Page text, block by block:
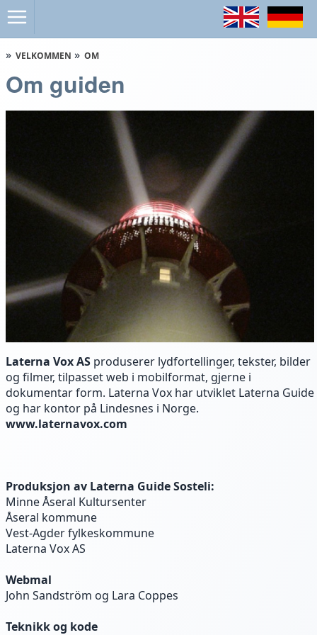
VELKOMMEN OM
Om guiden
Laterna Vox AS produserer lydfortellinger, tekster, bilder
og filmer, tilpasset web i mobilformat, gjerne i
dokumentar form. Laterna Vox har utviklet Laterna Guide
og har kontor på Lindesnes i Norge.
www.laternavox.com
Produksjon av Laterna Guide Sosteli:
Minne Åseral Kultursenter
Åseral kommune
Vest-Agder fylkeskommune
Laterna Vox AS
Webmal
John Sandström og Lara Coppes
Teknikk og kode